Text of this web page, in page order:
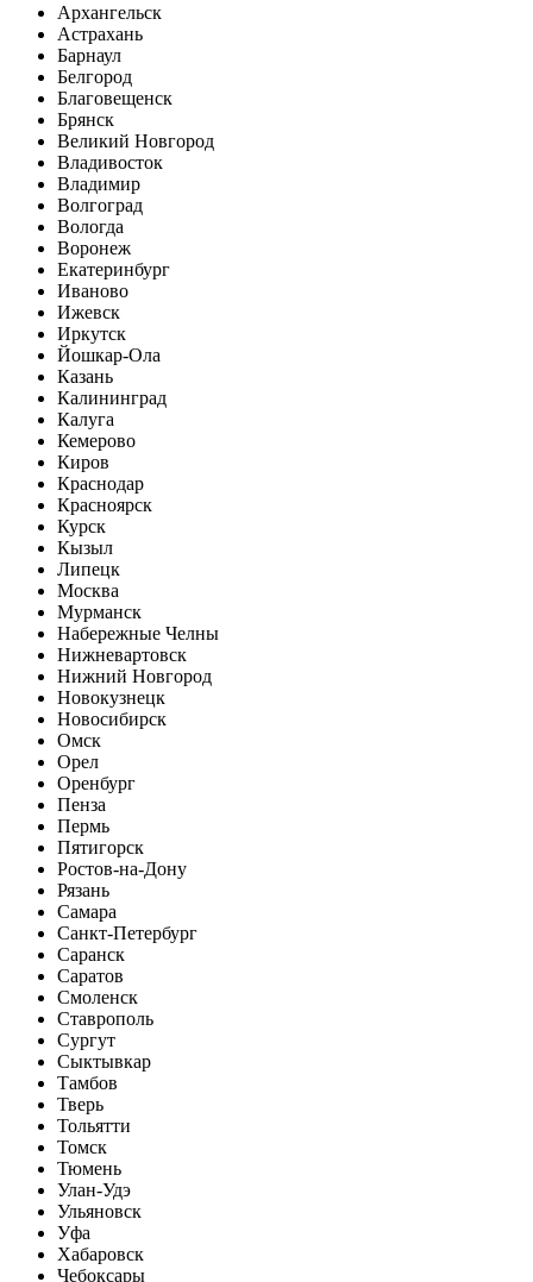
Архангельск
Астрахань
Барнаул
Белгород
Благовещенск
Брянск
Великий Новгород
Владивосток
Владимир
Волгоград
Вологда
Воронеж
Екатеринбург
Иваново
Ижевск
Иркутск
Йошкар-Ола
Казань
Калининград
Калуга
Кемерово
Киров
Краснодар
Красноярск
Курск
Кызыл
Липецк
Москва
Мурманск
Набережные Челны
Нижневартовск
Нижний Новгород
Новокузнецк
Новосибирск
Омск
Орел
Оренбург
Пенза
Пермь
Пятигорск
Ростов-на-Дону
Рязань
Самара
Санкт-Петербург
Саранск
Саратов
Смоленск
Ставрополь
Сургут
Сыктывкар
Тамбов
Тверь
Тольятти
Томск
Тюмень
Улан-Удэ
Ульяновск
Уфа
Хабаровск
Чебоксары